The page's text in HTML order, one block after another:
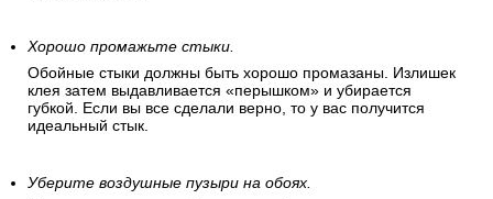
Хорошо промажьте стыки.
Обойные стыки должны быть хорошо промазаны. Излишек
клея затем выдавливается «перышком» и убирается
губкой. Если вы все сделали верно, то у вас получится
идеальный стык.
Уберите воздушные пузыри на обоях.